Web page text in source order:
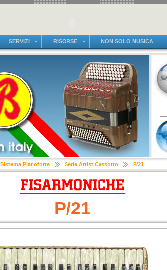
SERVIZI RISORSE NON SOLO MUSICA
Sistema Pianoforte Serie Artist Cassotto P/21
P/21